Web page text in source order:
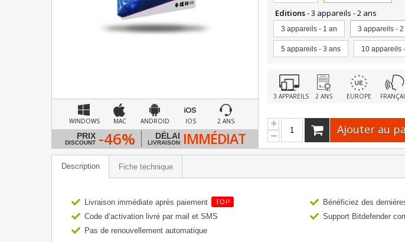
WINDOWS MAC ANDROID IOS 2 ANS
PRIX
DISCOUNT -46% DÉLAI
LIVRAISON IMMÉDIAT
Editions- 3 appareils - 2 ans
3 appareils - 1 an 3 appareils -
5 appareils - 3 ans 10 appareils
3 APPAREILS 2 ANS EUROPE
Ajouter au
Description Fiche technique
Livraison immédiate après paiement TOP
Code d’activation livré par mail et SMS
Pas de renouvellement automatique
Bénéficiez des
Support Bitdefender